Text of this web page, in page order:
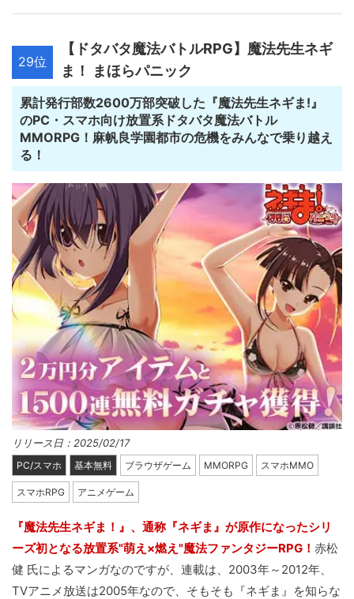
29位
【ドタバタ魔法バトルRPG】魔法先生ネギ
ま！ まほらパニック
累計発行部数2600万部突破した『魔法先生ネギま!』
のPC・スマホ向け放置系ドタバタ魔法バトル
MMORPG！麻帆良学園都市の危機をみんなで乗り越え
る！
リリース日：2025/02/17
PC/スマホ 基本無料 ブラウザゲーム MMORPG スマホMMO
スマホRPG アニメゲーム
『魔法先生ネギま！』、通称『ネギま』が原作になったシリ
ーズ初となる放置系"萌え×燃え"魔法ファンタジーRPG！ 赤松
健 氏によるマンガなのですが、連載は、2003年～2012年、
TVアニメ放送は2005年なので、そもそも『ネギま』を知らな